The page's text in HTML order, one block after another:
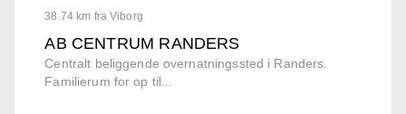
38.74 km fra Viborg
AB CENTRUM RANDERS
Centralt beliggende overnatningssted i Randers.
Familierum for op til...